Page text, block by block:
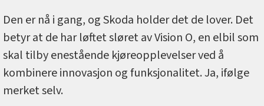
Den er nå i gang, og Skoda holder det de lover. Det
betyr at de har løftet sløret av Vision O, en elbil som
skal tilby enestående kjøreopplevelser ved å
kombinere innovasjon og funksjonalitet. Ja, ifølge
merket selv.